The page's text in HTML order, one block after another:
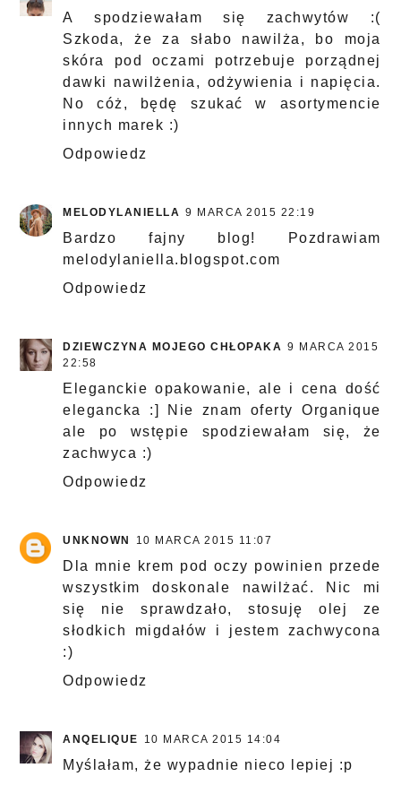
A spodziewałam się zachwytów :(
Szkoda, że za słabo nawilża, bo moja
skóra pod oczami potrzebuje porządnej
dawki nawilżenia, odżywienia i napięcia.
No cóż, będę szukać w asortymencie
innych marek :)
Odpowiedz
MELODYLANIELLA 9 MARCA 2015 22:19
Bardzo fajny blog! Pozdrawiam
melodylaniella.blogspot.com
Odpowiedz
DZIEWCZYNA MOJEGO CHŁOPAKA 9 MARCA 2015
22:58
Eleganckie opakowanie, ale i cena dość
elegancka :] Nie znam oferty Organique
ale po wstępie spodziewałam się, że
zachwyca :)
Odpowiedz
UNKNOWN 10 MARCA 2015 11:07
Dla mnie krem pod oczy powinien przede
wszystkim doskonale nawilżać. Nic mi
się nie sprawdzało, stosuję olej ze
słodkich migdałów i jestem zachwycona
:)
Odpowiedz
ANQELIQUE 10 MARCA 2015 14:04
Myślałam, że wypadnie nieco lepiej :p